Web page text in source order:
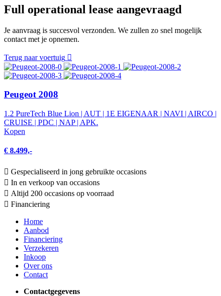
Full operational lease aangevraagd
Je aanvraag is succesvol verzonden. We zullen zo snel mogelijk
contact met je opnemen.
Terug naar voertuig
Peugeot 2008
1.2 PureTech Blue Lion | AUT | 1E EIGENAAR | NAVI | AIRCO |
CRUISE | PDC | NAP | APK.
Kopen
€ 8.499,-
Gespecialiseerd in jong gebruikte occasions
In en verkoop van occasions
Altijd 200 occasions op voorraad
Financiering
Home
Aanbod
Financiering
Verzekeren
Inkoop
Over ons
Contact
Contactgegevens